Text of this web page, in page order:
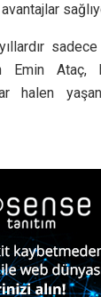
Emin
halen